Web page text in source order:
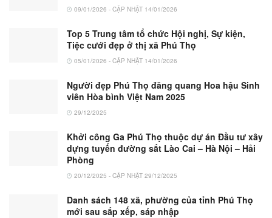
09/01/2026 - CẬP NHẬT 14/01/2026
Top 5 Trung tâm tổ chức Hội nghị, Sự kiện,
Tiệc cưới đẹp ở thị xã Phú Thọ
05/01/2026 - CẬP NHẬT 14/01/2026
Người đẹp Phú Thọ đăng quang Hoa hậu Sinh
viên Hòa bình Việt Nam 2025
29/12/2025
Khởi công Ga Phú Thọ thuộc dự án Đầu tư xây
dựng tuyến đường sắt Lào Cai – Hà Nội – Hải
Phòng
20/12/2025 - CẬP NHẬT 29/12/2025
Danh sách 148 xã, phường của tỉnh Phú Thọ
mới sau sắp xếp, sáp nhập